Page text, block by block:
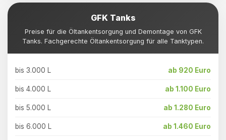
GFK Tanks
Preise für die Öltankentsorgung und Demontage von GFK
Tanks. Fachgerechte Öltankentsorgung für alle Tanktypen.
bis 3.000 L ab 920 Euro
bis 4.000 L ab 1.100 Euro
bis 5.000 L ab 1.280 Euro
bis 6.000 L ab 1.460 Euro